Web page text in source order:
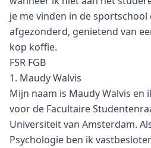
je me vinden in de sportschool
afgezonderd, genietend van
kop koffie.
FSR FGB
1. Maudy Walvis
Mijn naam is Maudy Walvis en
voor de Facultaire
Universiteit van Amsterdam.
Psychologie ben ik